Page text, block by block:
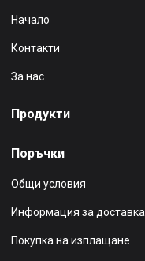
Начало
Контакти
За нас
Продукти
Поръчки
Общи условия
Информация за доставка
Покупка на изплащане